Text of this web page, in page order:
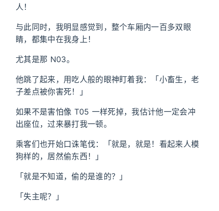
人！
与此同时，我明显感觉到，整个车厢内一百多双眼
睛，都集中在我身上！
尤其是那 N03。
他跳了起来，用吃人般的眼神盯着我：「小畜生，老
子差点被你害死！」
如果不是害怕像 T05 一样死掉，我估计他一定会冲
出座位，过来暴打我一顿。
乘客们也开始口诛笔伐：「就是，就是！看起来人模
狗样的，居然偷东西！」
「就是不知道，偷的是谁的？」
「失主呢？」